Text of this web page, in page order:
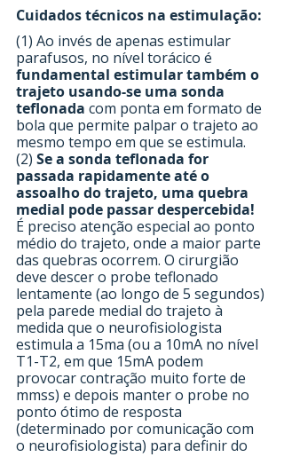
Cuidados técnicos na estimulação:
(1) Ao invés de apenas estimular
parafusos, no nível torácico é
fundamental estimular também o
trajeto usando-se uma sonda
teflonada com ponta em formato de
bola que permite palpar o trajeto ao
mesmo tempo em que se estimula.
(2) Se a sonda teflonada for
passada rapidamente até o
assoalho do trajeto, uma quebra
medial pode passar despercebida!
É preciso atenção especial ao ponto
médio do trajeto, onde a maior parte
das quebras ocorrem. O cirurgião
deve descer o probe teflonado
lentamente (ao longo de 5 segundos)
pela parede medial do trajeto à
medida que o neurofisiologista
estimula a 15ma (ou a 10mA no nível
T1-T2, em que 15mA podem
provocar contração muito forte de
mmss) e depois manter o probe no
ponto ótimo de resposta
(determinado por comunicação com
o neurofisiologista) para definir do